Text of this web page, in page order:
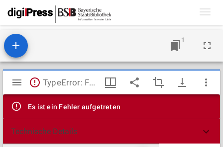
1
Mirador
Viewer
TypeError: Failed to fetch
Es ist ein Fehler aufgetreten
Technische Details